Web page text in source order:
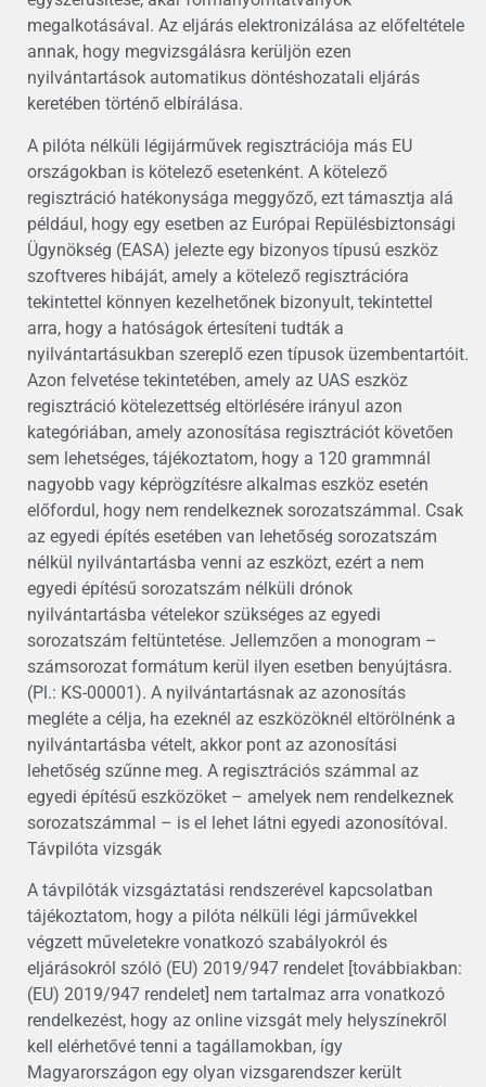
megalkotásával. Az eljárás elektronizálása az előfeltétele
annak, hogy megvizsgálásra kerüljön ezen
nyilvántartások automatikus döntéshozatali eljárás
keretében történő elbírálása.
A pilóta nélküli légijárművek regisztrációja más EU
országokban is kötelező esetenként. A kötelező
regisztráció hatékonysága meggyőző, ezt támasztja alá
például, hogy egy esetben az Európai Repülésbiztonsági
Ügynökség (EASA) jelezte egy bizonyos típusú eszköz
szoftveres hibáját, amely a kötelező regisztrációra
tekintettel könnyen kezelhetőnek bizonyult, tekintettel
arra, hogy a hatóságok értesíteni tudták a
nyilvántartásukban szereplő ezen típusok üzembentartóit.
Azon felvetése tekintetében, amely az UAS eszköz
regisztráció kötelezettség eltörlésére irányul azon
kategóriában, amely azonosítása regisztrációt követően
sem lehetséges, tájékoztatom, hogy a 120 grammnál
nagyobb vagy képrögzítésre alkalmas eszköz esetén
előfordul, hogy nem rendelkeznek sorozatszámmal. Csak
az egyedi építés esetében van lehetőség sorozatszám
nélkül nyilvántartásba venni az eszközt, ezért a nem
egyedi építésű sorozatszám nélküli drónok
nyilvántartásba vételekor szükséges az egyedi
sorozatszám feltüntetése. Jellemzően a monogram –
számsorozat formátum kerül ilyen esetben benyújtásra.
(Pl.: KS-00001). A nyilvántartásnak az azonosítás
megléte a célja, ha ezeknél az eszközöknél eltörölnénk a
nyilvántartásba vételt, akkor pont az azonosítási
lehetőség szűnne meg. A regisztrációs számmal az
egyedi építésű eszközöket – amelyek nem rendelkeznek
sorozatszámmal – is el lehet látni egyedi azonosítóval.
Távpilóta vizsgák
A távpilóták vizsgáztatási rendszerével kapcsolatban
tájékoztatom, hogy a pilóta nélküli légi járművekkel
végzett műveletekre vonatkozó szabályokról és
eljárásokról szóló (EU) 2019/947 rendelet [továbbiakban:
(EU) 2019/947 rendelet] nem tartalmaz arra vonatkozó
rendelkezést, hogy az online vizsgát mely helyszínekről
kell elérhetővé tenni a tagállamokban, így
Magyarországon egy olyan vizsgarendszer került